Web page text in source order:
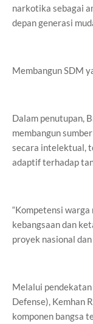
narkotika sebagai
depan generasi
Membangun SDM
Dalam penutupan,
membangun
secara intelektual,
adaptif terhadap
“Kompetensi
kebangsaan dan
proyek nasional
Melalui
Defense), Kemhan
komponen bangsa